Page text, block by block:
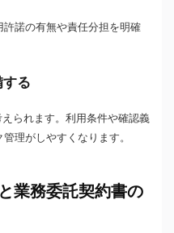
諾の有無や責任分担を明確
る
られます。利用条件や確認義
理がしやすくなります。
業務委託契約書の